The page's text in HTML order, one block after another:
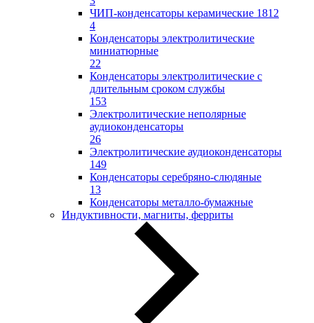
ЧИП-конденсаторы керамические 1812
4
Конденсаторы электролитические
миниатюрные
22
Конденсаторы электролитические с
длительным сроком службы
153
Электролитические неполярные
аудиоконденсаторы
26
Электролитические аудиоконденсаторы
149
Конденсаторы серебряно-слюдяные
13
Конденсаторы металло-бумажные
Индуктивности, магниты, ферриты